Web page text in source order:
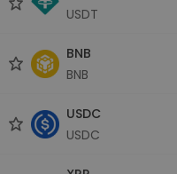
USDT
BNB
BNB
USDC
USDC